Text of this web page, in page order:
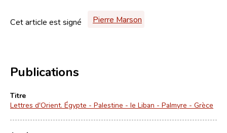
Cet article est signé Pierre Marson
Publications
Titre
Lettres d'Orient. Égypte - Palestine - le Liban - Palmyre - Grèce